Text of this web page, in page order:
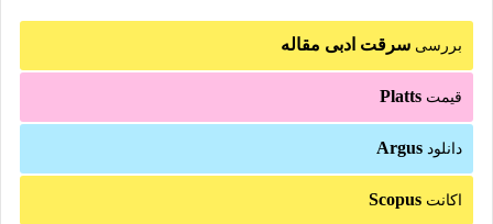
بررسی سرقت ادبی مقاله
قیمت Platts
دانلود Argus
اکانت Scopus